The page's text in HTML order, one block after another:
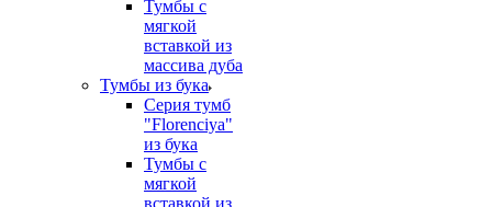
Тумбы с
мягкой
вставкой из
массива дуба
Тумбы из бука
Серия тумб
"Florenciya"
из бука
Тумбы с
мягкой
вставкой из